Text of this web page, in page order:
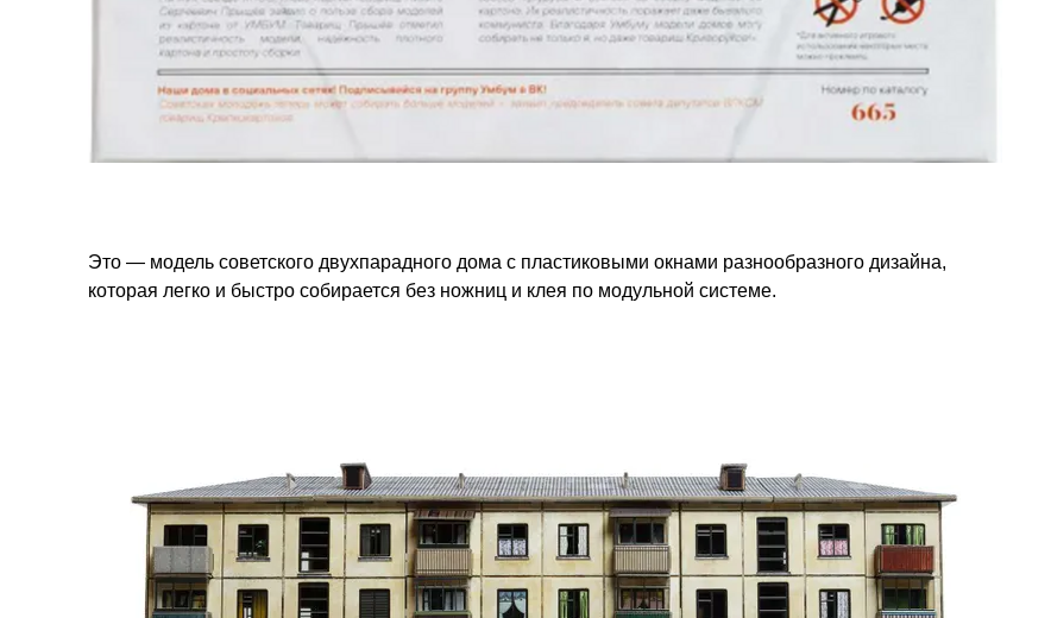
Это — модель советского двухпарадного дома с пластиковыми окнами разнообразного дизайна,
которая легко и быстро собирается без ножниц и клея по модульной системе.